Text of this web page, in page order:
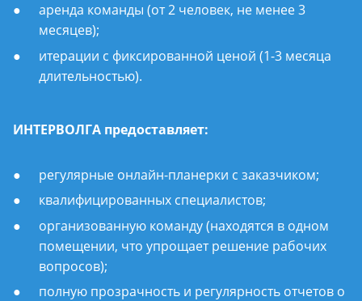
аренда команды (от 2 человек, не менее 3
месяцев);
итерации с фиксированной ценой (1-3 месяца
длительностью).
ИНТЕРВОЛГА предоставляет:
регулярные онлайн-планерки с заказчиком;
квалифицированных специалистов;
организованную команду (находятся в одном
помещении, что упрощает решение рабочих
вопросов);
полную прозрачность и регулярность отчетов о